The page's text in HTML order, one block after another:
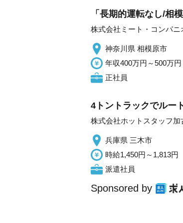
「長期的運転なし/相
株式会社ミート・コンパニ
神奈川県 相模原市
年収400万円～500万円
正社員
4トントラックでルー
株式会社ホットスタッフ加
兵庫県 三木市
時給1,450円～1,813円
派遣社員
Sponsored by